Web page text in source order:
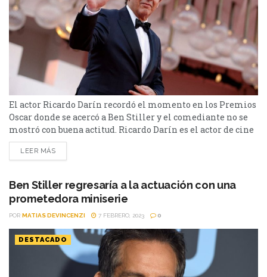
El actor Ricardo Darín recordó el momento en los Premios
Oscar donde se acercó a Ben Stiller y el comediante no se
mostró con buena actitud. Ricardo Darín es el actor de cine
argentino más consagrada y aclamado. Recientemente,
estuvo presente en la gala de los Oscars por su trabajo en
estuvo...
LEER MÁS
Ben Stiller regresaría a la actuación con una
prometedora miniserie
POR MATIAS DEVINCENZI 7 FEBRERO, 2023 0
DESTACADO